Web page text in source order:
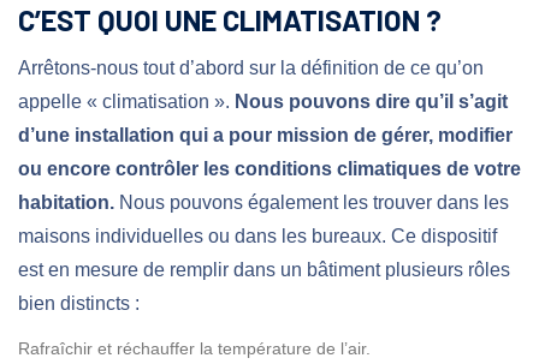
C’EST QUOI UNE CLIMATISATION ?
Arrêtons-nous tout d’abord sur la définition de ce qu’on
appelle « climatisation ». Nous pouvons dire qu’il s’agit
d’une installation qui a pour mission de gérer, modifier
ou encore contrôler les conditions climatiques de votre
habitation. Nous pouvons également les trouver dans les
maisons individuelles ou dans les bureaux. Ce dispositif
est en mesure de remplir dans un bâtiment plusieurs rôles
bien distincts :
Rafraîchir et réchauffer la température de l’air.